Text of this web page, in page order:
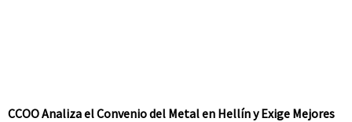
CCOO Analiza el Convenio del Metal en Hellín y Exige Mejores